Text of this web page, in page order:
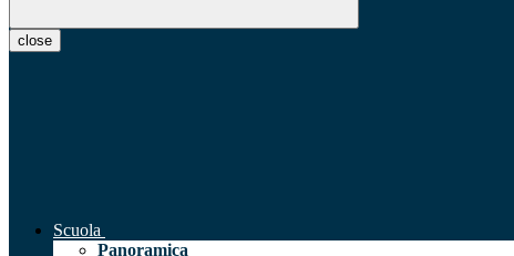
close
Scuola
Panoramica